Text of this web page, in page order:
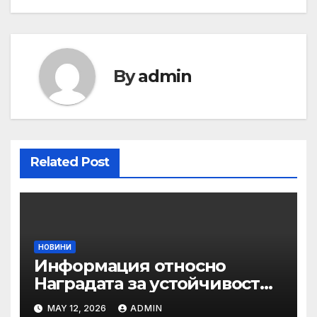
Byadmin
Related Post
НОВИНИ
Информация относно
Наградата за устойчивост
на ОАЕ „Зайед“
MAY 12, 2026 ADMIN